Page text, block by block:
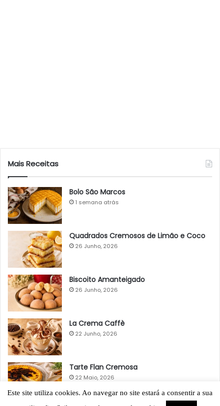
Mais Receitas
Bolo São Marcos
1 semana atrás
Quadrados Cremosos de Limão e Coco
26 Junho, 2026
Biscoito Amanteigado
26 Junho, 2026
La Crema Caffè
22 Junho, 2026
Tarte Flan Cremosa
22 Maio, 2026
Este site utiliza cookies. Ao navegar no site estará a consentir a sua